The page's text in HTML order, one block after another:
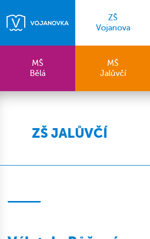
ZŠ
Vojanova
MŠ
Bělá
MŠ
Jalůvčí
ZŠ JALŮVČÍ